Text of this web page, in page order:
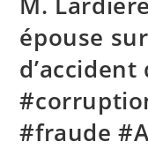
épouse
#fraude